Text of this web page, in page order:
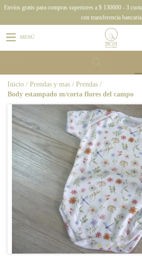
Envíos gratis para compras superiores a $ 130000 - 3
con transferencia bancaria
MENÚ
Inicio / Prendas y mas / Prendas /
Body estampado m/corta flores del campo